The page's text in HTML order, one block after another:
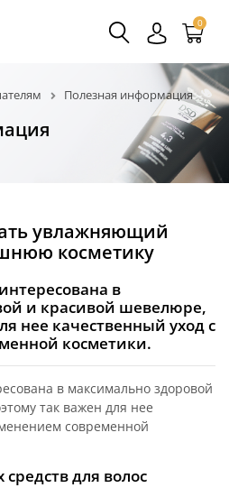
0
Полезная информация
увлажняющий
косметику
в
и красивой шевелюре,
нее качественный уход с
косметики.
в максимально здоровой
так важен для нее
современной
для волос